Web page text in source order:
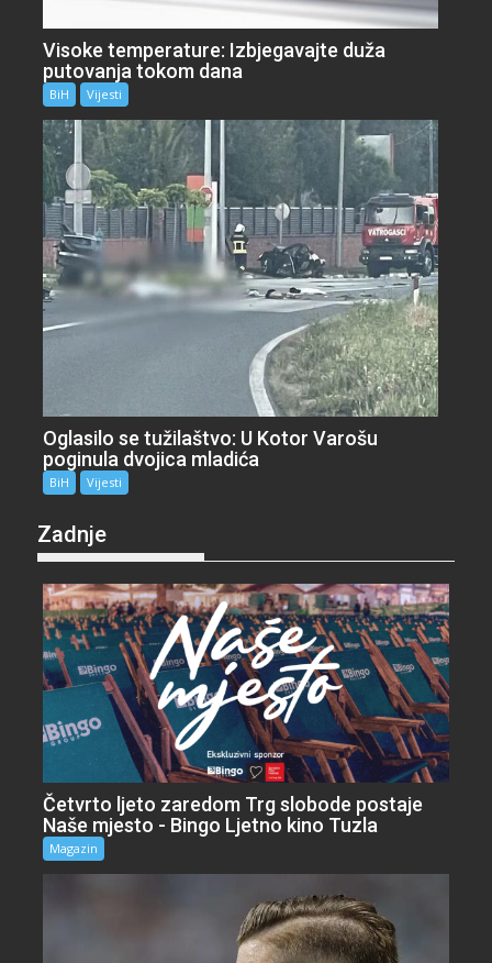
Visoke temperature: Izbjegavajte duža
putovanja tokom dana
BiH Vijesti
Oglasilo se tužilaštvo: U Kotor Varošu
poginula dvojica mladića
BiH Vijesti
Zadnje
Četvrto ljeto zaredom Trg slobode postaje
Naše mjesto - Bingo Ljetno kino Tuzla
Magazin